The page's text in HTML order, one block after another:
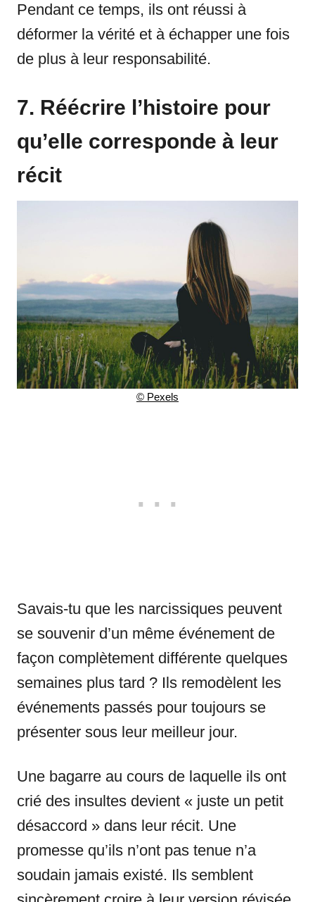
Pendant ce temps, ils ont réussi à
déformer la vérité et à échapper une fois
de plus à leur responsabilité.
7. Réécrire l’histoire pour
qu’elle corresponde à leur
récit
© Pexels
Savais-tu que les narcissiques peuvent
se souvenir d’un même événement de
façon complètement différente quelques
semaines plus tard ? Ils remodèlent les
événements passés pour toujours se
présenter sous leur meilleur jour.
Une bagarre au cours de laquelle ils ont
crié des insultes devient « juste un petit
désaccord » dans leur récit. Une
promesse qu’ils n’ont pas tenue n’a
soudain jamais existé. Ils semblent